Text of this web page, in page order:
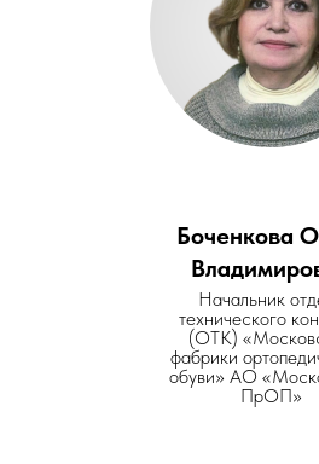
Боченкова
Начальник
технического
(ОТК)
фабрики
обуви» АО
ПрОП»